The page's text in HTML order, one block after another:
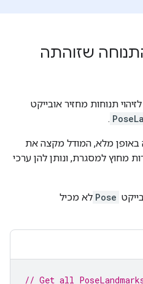
שזוהתה
.
מלא, המודל מקצה את
מחוץ למסגרת, ונותן להן ערכי
Pose לא מכיל
// Get all